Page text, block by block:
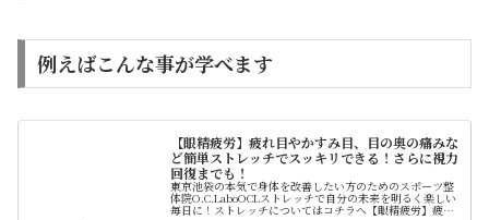
例えばこんな事が学べます
【眼精疲労】疲れ目やかすみ目、目の奥の痛みな
ど簡単ストレッチでスッキリできる！さらに視力
回復までも！
東京池袋の本気で身体を改善したい方のためのスポーツ整
体院O.C.LaboOCLストレッチで自分の未来を明るく楽しい
毎日に！ストレッチについてはコチラへ【眼精疲労】疲れ